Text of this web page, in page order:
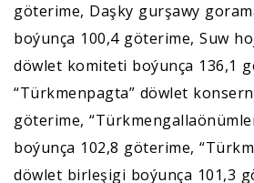
göterime, Daşky gurşawy
boýunça 100,4 göterime, Suw
döwlet komiteti boýunça 136,1
“Türkmenpagta” döwlet
göterime,
boýunça 102,8 göterime,
döwlet birleşigi boýunça 101,3